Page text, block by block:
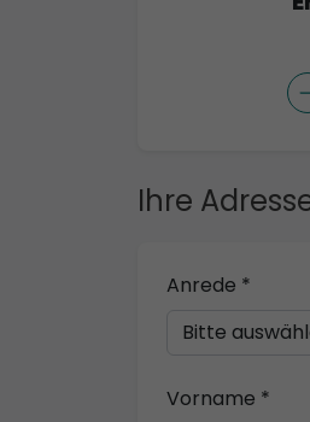
Ihre
Anrede *
Vorname *